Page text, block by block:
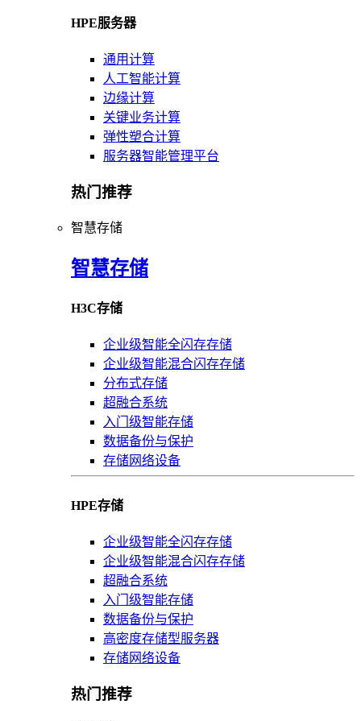
HPE服务器
通用计算
人工智能计算
边缘计算
关键业务计算
弹性塑合计算
服务器智能管理平台
热门推荐
智慧存储
智慧存储
H3C存储
企业级智能全闪存存储
企业级智能混合闪存存储
分布式存储
超融合系统
入门级智能存储
数据备份与保护
存储网络设备
HPE存储
企业级智能全闪存存储
企业级智能混合闪存存储
超融合系统
入门级智能存储
数据备份与保护
高密度存储型服务器
存储网络设备
热门推荐